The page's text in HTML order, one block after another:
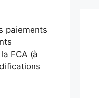
paiements
FCA (à